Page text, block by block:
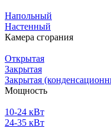
Напольный
Настенный
Камера сгорания
Открытая
Закрытая
Закрытая
Мощность
10-24 кВт
24-35 кВт